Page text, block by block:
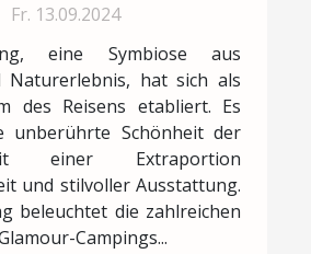
Fr. 13.09.2024
eine Symbiose aus
Naturerlebnis, hat sich als
des Reisens etabliert. Es
unberührte Schönheit der
einer Extraportion
und stilvoller Ausstattung.
beleuchtet die zahlreichen
Campings...